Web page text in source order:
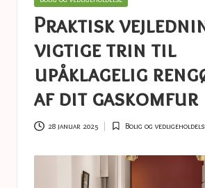
n
n
e
s
a
s
t
Praktisk
vigtige trin til
upåklagelig
af dit gaskomfur
28 januar 2025
Posted
Bolig og